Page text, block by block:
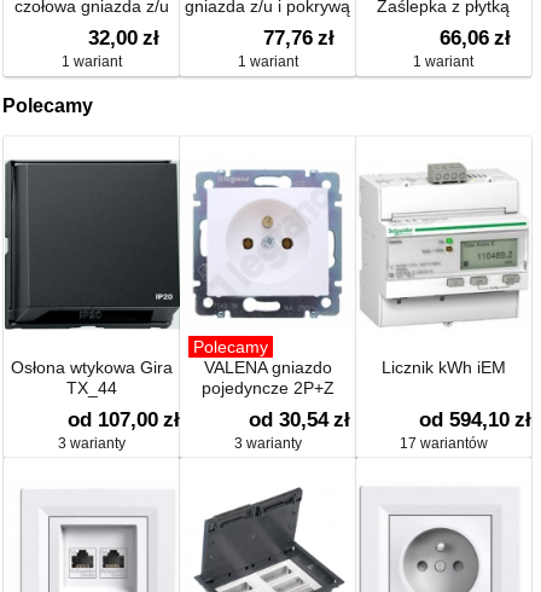
czołowa gniazda z/u
antracyt aksamit
3965766086
32,00 zł
1 wariant
gniazda z/u i pokrywą
77,76 zł
1 wariant
Zaślepka z płytką
czołową bez pazurków
rozporowych
66,06 zł
1 wariant
Polecamy
Osłona wtykowa Gira
TX_44
od 107,00 zł
3 warianty
Polecamy
VALENA gniazdo
pojedyncze 2P+Z
od 30,54 zł
3 warianty
Licznik kWh iEM
od 594,10 zł
17 wariantów